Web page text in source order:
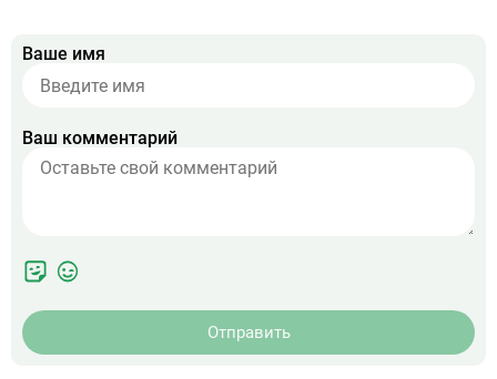
Ваше имя
Ваш комментарий
Отправить